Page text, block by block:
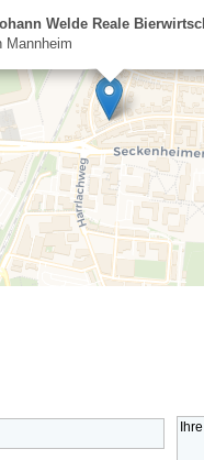
Welde Reale
Mannheim